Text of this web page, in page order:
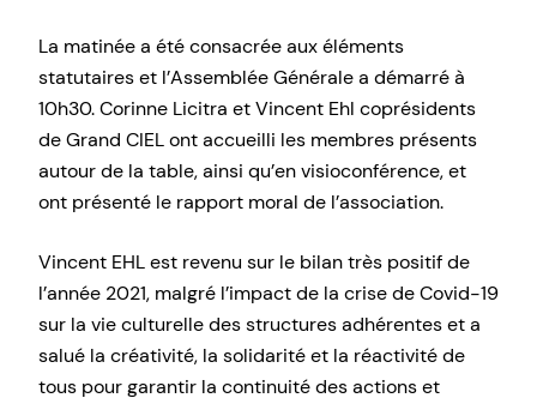
La matinée a été consacrée aux éléments
statutaires et l’Assemblée Générale a démarré à
10h30. Corinne Licitra et Vincent Ehl coprésidents
de Grand CIEL ont accueilli les membres présents
autour de la table, ainsi qu’en visioconférence, et
ont présenté le rapport moral de l’association.
Vincent EHL est revenu sur le bilan très positif de
l’année 2021, malgré l’impact de la crise de Covid-19
sur la vie culturelle des structures adhérentes et a
salué la créativité, la solidarité et la réactivité de
tous pour garantir la continuité des actions et